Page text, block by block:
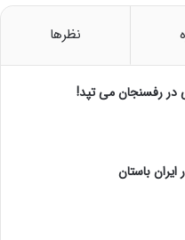
نظرها
در رفسنجان می تپد!
ایران باستان